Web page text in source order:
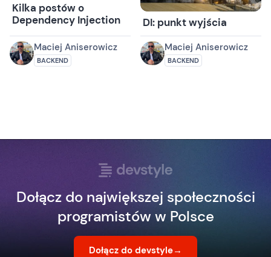
Kilka postów o
Dependency Injection
Maciej Aniserowicz
BACKEND
DI: punkt wyjścia
Maciej Aniserowicz
BACKEND
Dołącz do największej społeczności
programistów w Polsce
Dołącz do devstyle→